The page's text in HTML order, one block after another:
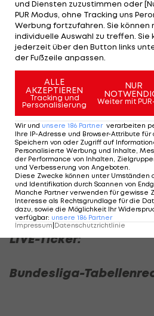
Karten spielen.
Der Bundesliga-
Für denGAKhingegen geht es
Kampf um den
stehen die Grazer vor der
sechs Punkte vor Schlusslicht
durften am vergangenen
Sieg gegen dieSV Ried
Einen vollen Erfolg gab es
3:2-Auswärtssieg gegen
Baden Frederiksen gleich
LIVE-Ticker:
Bundesliga-
und Diensten zuzustimmen oder
PUR Modus, ohne Tracking uns
Werbung fortzufahren. Sie können
individuelle Auswahl zu treffen. Sie
jederzeit über den Button links
der Fußzeile anpassen.
ALLE
AKZEPTIEREN
Tracking und
Personalisierung
NUR
Weiter mit
Wir und unsere 186 Partner verarbeiten
Ihre IP-Adresse und Browser-Attribute
Speichern von oder Zugriff auf
Personalisierte Werbung und Inhalte,
der Performance von Inhalten,
und Verbesserung von Angeboten
Diese Zwecke können unter Umständen
und Identifikation durch Scannen von
Manche Partner verwenden für gewisse
Interesse als Rechtsgrundlage für die
dazu, sowie die Möglichkeit Ihr
verfügbar: unsere 186 Partner
Impressum|Datenschutzrichtlinie